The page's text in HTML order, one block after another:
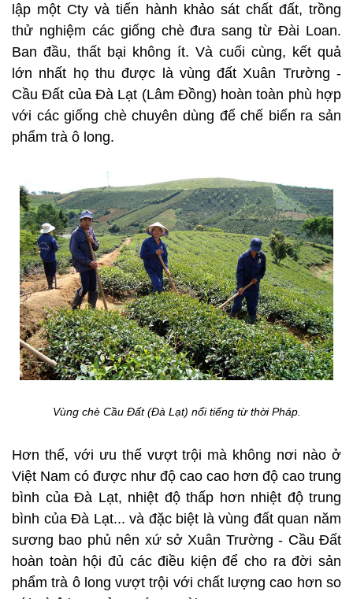
lập một Cty và tiến hành khảo sát chất đất, trồng
thử nghiệm các giống chè đưa sang từ Đài Loan.
Ban đầu, thất bại không ít. Và cuối cùng, kết quả
lớn nhất họ thu được là vùng đất Xuân Trường -
Cầu Đất của Đà Lạt (Lâm Đồng) hoàn toàn phù hợp
với các giống chè chuyên dùng để chế biến ra sản
phẩm trà ô long.
Vùng chè Cầu Đất (Đà Lạt) nổi tiếng từ thời Pháp.
Hơn thế, với ưu thế vượt trội mà không nơi nào ở
Việt Nam có được như độ cao cao hơn độ cao trung
bình của Đà Lạt, nhiệt độ thấp hơn nhiệt độ trung
bình của Đà Lạt... và đặc biệt là vùng đất quan năm
sương bao phủ nên xứ sở Xuân Trường - Cầu Đất
hoàn toàn hội đủ các điều kiện để cho ra đời sản
phẩm trà ô long vượt trội với chất lượng cao hơn so